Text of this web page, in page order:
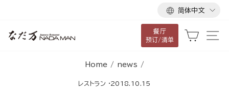
语
言
简体中文
餐厅
预订/清单
大车
Home / news /
レストラン ·2018.10.15